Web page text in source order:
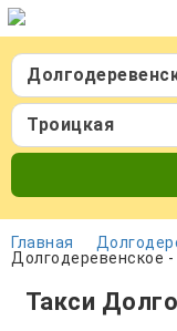
Троицкая
Главная
Долгодеревенское -
Такси